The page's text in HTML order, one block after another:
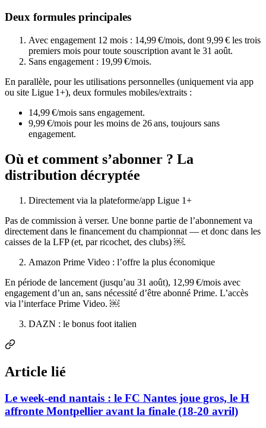
Deux formules principales
Avec engagement 12 mois : 14,99 €/mois, dont 9,99 € les trois
premiers mois pour toute souscription avant le 31 août.
Sans engagement : 19,99 €/mois.
En parallèle, pour les utilisations personnelles (uniquement via app
ou site Ligue 1+), deux formules mobiles/extraits :
14,99 €/mois sans engagement.
9,99 €/mois pour les moins de 26 ans, toujours sans
engagement.
Où et comment s’abonner ? La
distribution décryptée
Directement via la plateforme/app Ligue 1+
Pas de commission à verser. Une bonne partie de l’abonnement va
directement dans le financement du championnat — et donc dans les
caisses de la LFP (et, par ricochet, des clubs) ￼.
Amazon Prime Video : l’offre la plus économique
En période de lancement (jusqu’au 31 août), 12,99 €/mois avec
engagement d’un an, sans nécessité d’être abonné Prime. L’accès
via l’interface Prime Video. ￼
DAZN : le bonus foot italien
Article lié
Le week-end nantais : le FC Nantes joue gros, le H
affronte Montpellier avant la finale (18-20 avril)